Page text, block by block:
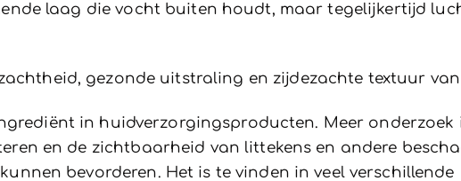
laag die vocht buiten houdt, maar tegelijkertijd
gezonde uitstraling en zijdezachte textuur
in huidverzorgingsproducten. Meer
en de zichtbaarheid van littekens en andere
bevorderen. Het is te vinden in veel verschillende